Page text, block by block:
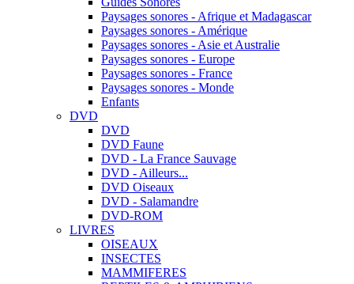
Paysages sonores - Afrique et Madagascar
Paysages sonores - Amérique
Paysages sonores - Asie et Australie
Paysages sonores - Europe
Paysages sonores - France
Paysages sonores - Monde
Enfants
DVD
DVD
DVD Faune
DVD - La France Sauvage
DVD - Ailleurs...
DVD Oiseaux
DVD - Salamandre
DVD-ROM
LIVRES
OISEAUX
INSECTES
MAMMIFERES